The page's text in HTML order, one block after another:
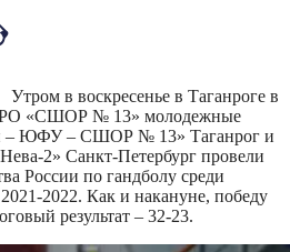
Утром в воскресенье в Таганроге в
РО «СШОР № 13» молодежные
– ЮФУ – СШОР № 13» Таганрог и
2» Санкт-Петербург провели
России по гандболу среди
2022. Как и накануне, победу
результат – 32-23.